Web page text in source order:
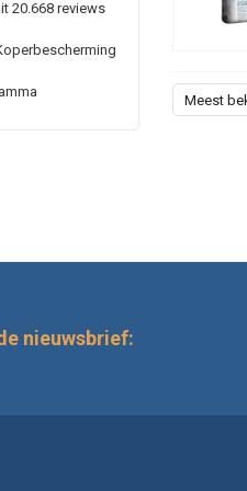
20.668 reviews
Meest
nieuwsbrief: